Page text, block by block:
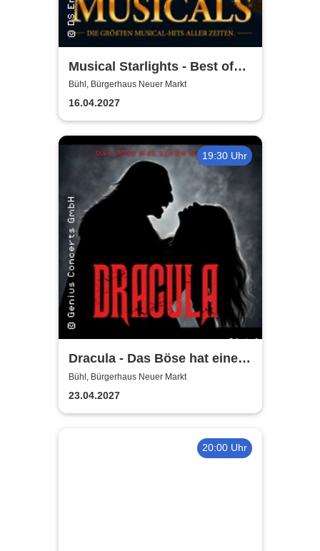
Musical Starlights - Best of
Musicals
Bühl, Bürgerhaus Neuer Markt
16.04.2027
19:30 Uhr
Dracula - Das Böse hat einen
Namen
Bühl, Bürgerhaus Neuer Markt
23.04.2027
20:00 Uhr